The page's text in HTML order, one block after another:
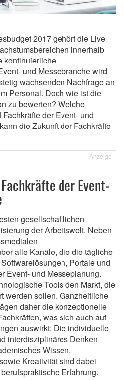
2017 gehört die Live
innerhalb
kontinuierliche
und Messebranche wird
wachsenden Nachfrage an
Personal. Doch wie ist die
zu bewerten? Welche
der Event- und
die Zukunft der Fachkräfte
Anzeige
der Event-
gesellschaftlichen
der Arbeitswelt. Neben
alle Kanäle, die die tägliche
Portale und
Event- und Messeplanung.
Tools den Markt, die
werden sollen. Ganzheitliche
daher die konzeptionelle
was sich auch auf
auswirkt: Die individuelle
interdisziplinäres Denken
Wissen,
Kreativität sind dabei
Erfahrung.